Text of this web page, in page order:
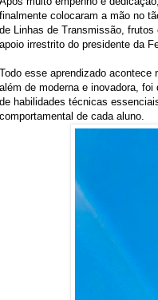
finalmente colocaram a mão no
de Linhas de Transmissão,
apoio irrestrito do presidente da
Todo esse aprendizado acontece
além de moderna e inovadora,
de habilidades técnicas
comportamental de cada aluno.